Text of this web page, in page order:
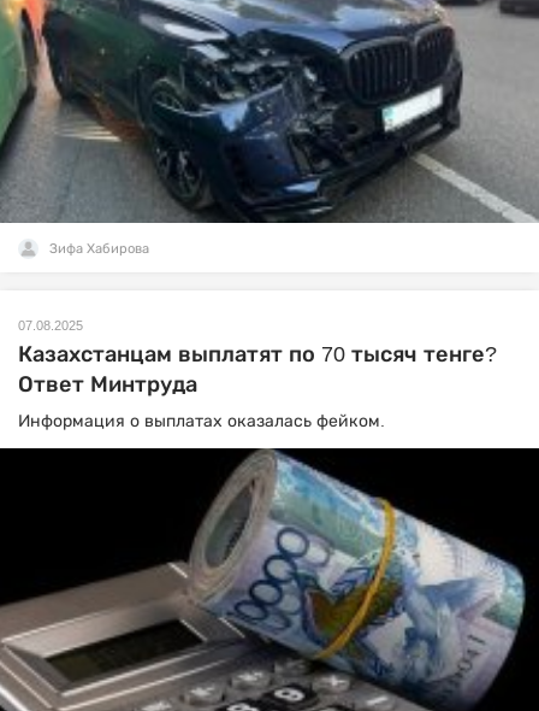
Зифа Хабирова
07.08.2025
Казахстанцам выплатят по 70 тысяч тенге?
Ответ Минтруда
Информация о выплатах оказалась фейком.